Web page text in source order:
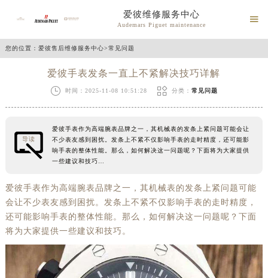
爱彼维修服务中心
Audemars Piguet maintenance

您的位置： 爱彼售后维修服务中心>常见问题
爱彼手表发条一直上不紧解决技巧详解
 时间：2025-11-08 10:51:28  分类： 常见问题
导读
爱彼手表作为高端腕表品牌之一，其机械表的发条上紧问题可能会让
不少表友感到困扰。发条上不紧不仅影响手表的走时精度，还可能影
响手表的整体性能。那么，如何解决这一问题呢？下面将为大家提供
一些建议和技巧…
爱彼手表作为高端腕表品牌之一，其机械表的发条上紧问题可能
会让不少表友感到困扰。发条上不紧不仅影响手表的走时精度，
还可能影响手表的整体性能。那么，如何解决这一问题呢？下面
将为大家提供一些建议和技巧。